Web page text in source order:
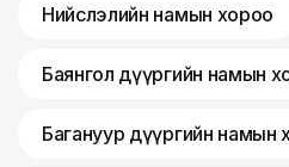
Нийслэлийн намын хороо
Баянгол дүүргийн намын
Багануур дүүргийн намын